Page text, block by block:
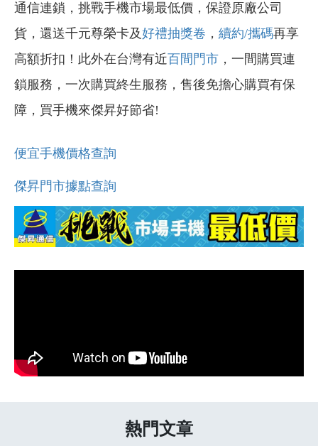
通信連鎖，挑戰手機市場最低價，保證原廠公司
貨，還送千元尊榮卡及好禮抽獎卷 ， 續約/攜碼再享
高額折扣！此外在台灣有近百間門市 ，一間購買連
鎖服務，一次購買終生服務，售後免擔心購買有保
障，買手機來傑昇好節省!
便宜手機價格查詢
傑昇門市據點查詢
熱門文章